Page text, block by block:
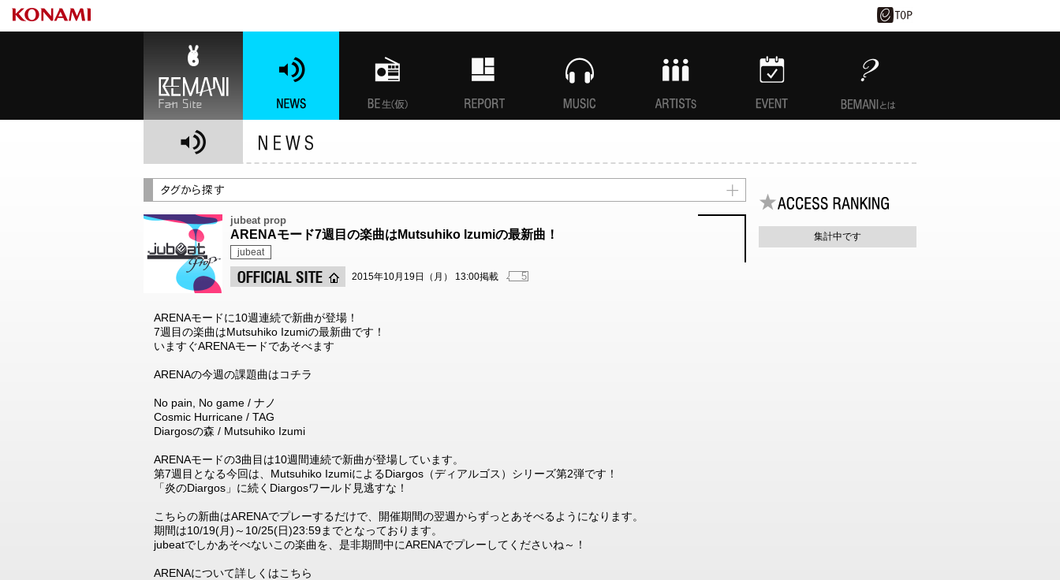
jubeat prop
ARENAモード7週目の楽曲はMutsuhiko Izumiの最新曲！
jubeat
2015年10月19日（月） 13:00掲載 5
ARENAモードに10週連続で新曲が登場！
7週目の楽曲はMutsuhiko Izumiの最新曲です！
いますぐARENAモードであそべます
ARENAの今週の課題曲はコチラ
No pain, No game / ナノ
Cosmic Hurricane / TAG
Diargosの森 / Mutsuhiko Izumi
ARENAモードの3曲目は10週間連続で新曲が登場しています。
第7週目となる今回は、Mutsuhiko IzumiによるDiargos（ディアルゴス）シリーズ第2弾です！
「炎のDiargos」に続くDiargosワールド見逃すな！
こちらの新曲はARENAでプレーするだけで、開催期間の翌週からずっとあそべるようになります。
期間は10/19(月)～10/25(日)23:59までとなっております。
jubeatでしかあそべないこの楽曲を、是非期間中にARENAでプレーしてくださいね～！
ARENAについて詳しくはこちら
集計中です